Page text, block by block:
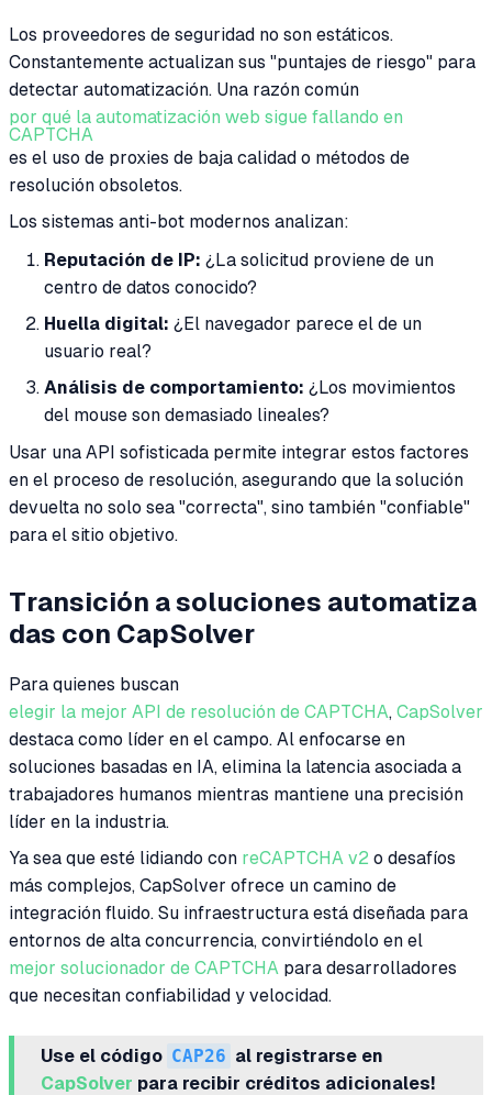
Los proveedores de seguridad no son estáticos.
Constantemente actualizan sus "puntajes de riesgo" para
detectar automatización. Una razón común
por qué la automatización web sigue fallando en
CAPTCHA
es el uso de proxies de baja calidad o métodos de
resolución obsoletos.
Los sistemas anti-bot modernos analizan:
Reputación de IP: ¿La solicitud proviene de un
centro de datos conocido?
Huella digital: ¿El navegador parece el de un
usuario real?
Análisis de comportamiento: ¿Los movimientos
del mouse son demasiado lineales?
Usar una API sofisticada permite integrar estos factores
en el proceso de resolución, asegurando que la solución
devuelta no solo sea "correcta", sino también "confiable"
para el sitio objetivo.
Transición a soluciones automatiza
das con CapSolver
Para quienes buscan
elegir la mejor API de resolución de CAPTCHA, CapSolver
destaca como líder en el campo. Al enfocarse en
soluciones basadas en IA, elimina la latencia asociada a
trabajadores humanos mientras mantiene una precisión
líder en la industria.
Ya sea que esté lidiando con reCAPTCHA v2 o desafíos
más complejos, CapSolver ofrece un camino de
integración fluido. Su infraestructura está diseñada para
entornos de alta concurrencia, convirtiéndolo en el
mejor solucionador de CAPTCHA para desarrolladores
que necesitan confiabilidad y velocidad.
Use el código CAP26 al registrarse en
CapSolver para recibir créditos adicionales!